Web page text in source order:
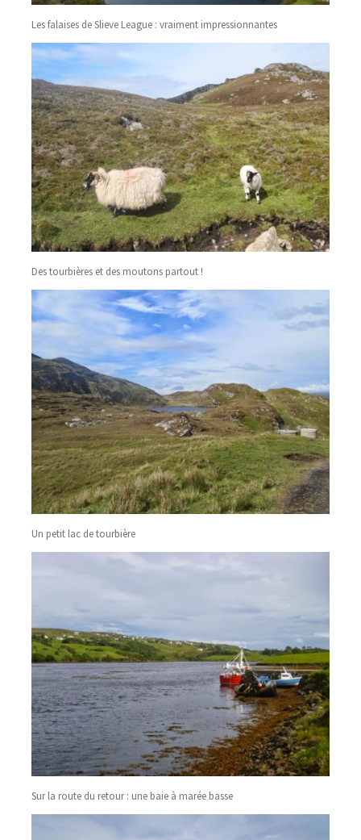
Les falaises de Slieve League : vraiment impressionnantes
Des tourbières et des moutons partout !
Un petit lac de tourbière
Sur la route du retour : une baie à marée basse